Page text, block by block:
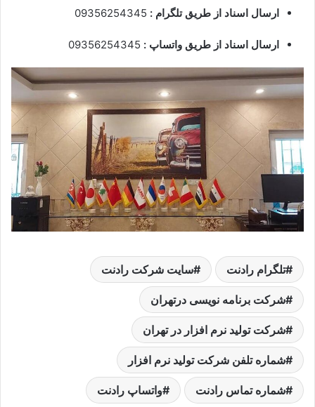
ارسال اسناد از طریق تلگرام :
ارسال اسناد از طریق واتساپ :
تلگرام رادنت سایت شرکت رادنت
شرکت برنامه نویسی درتهران
شرکت تولید نرم افزار در تهران
شماره تلفن شرکت تولید نرم افزار
شماره تماس رادنت واتساپ رادنت